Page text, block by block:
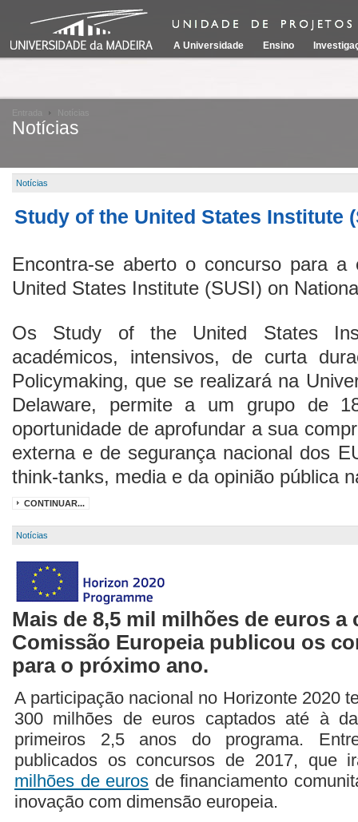
A Universidade Ensino
Entrada Notícias
Notícias
Notícias
Study of the United States Institute
Encontra-se aberto o concurso para
United States Institute (SUSI) on
Os Study of the United States
académicos, intensivos, de curta
Policymaking, que se realizará na
Delaware, permite a um grupo de
oportunidade de aprofundar a sua
externa e de segurança nacional dos
think-tanks, media e da opinião pública
CONTINUAR...
Notícias
Mais de 8,5 mil milhões de euros a
Comissão Europeia publicou os
para o próximo ano.
A participação nacional no Horizonte 2020
300 milhões de euros captados até à
primeiros 2,5 anos do programa.
publicados os concursos de 2017, que
milhões de euros de financiamento
inovação com dimensão europeia.